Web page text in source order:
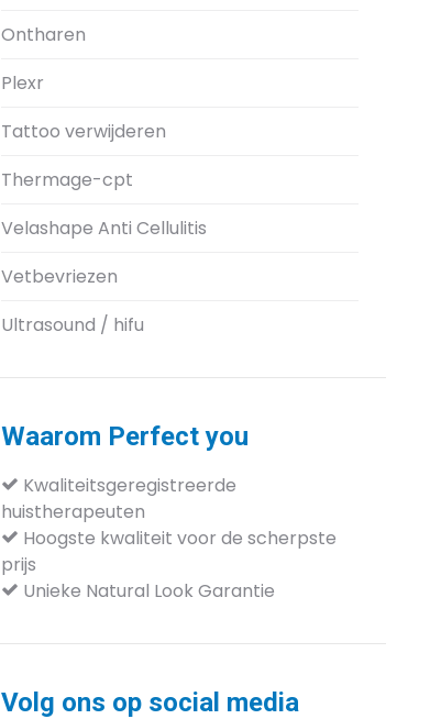
Ontharen
Plexr
Tattoo verwijderen
Thermage-cpt
Velashape Anti Cellulitis
Vetbevriezen
Ultrasound / hifu
Waarom Perfect you
Kwaliteitsgeregistreerde
huistherapeuten
Hoogste kwaliteit voor de scherpste
prijs
Unieke Natural Look Garantie
Volg ons op social media